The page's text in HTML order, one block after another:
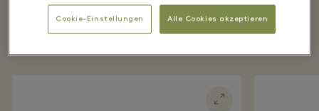
Kürzlich in den Boutiquen
entdeckt
Cookie-Einstellungen Alle Cookies akzeptieren